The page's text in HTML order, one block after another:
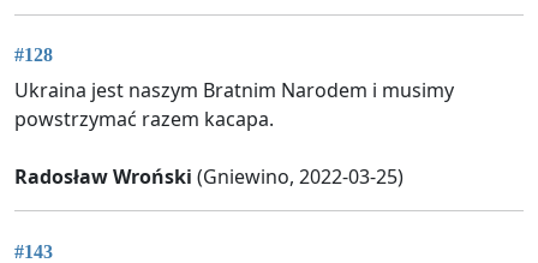
#128
Ukraina jest naszym Bratnim Narodem i musimy
powstrzymać razem kacapa.
Radosław Wroński (Gniewino, 2022-03-25)
#143